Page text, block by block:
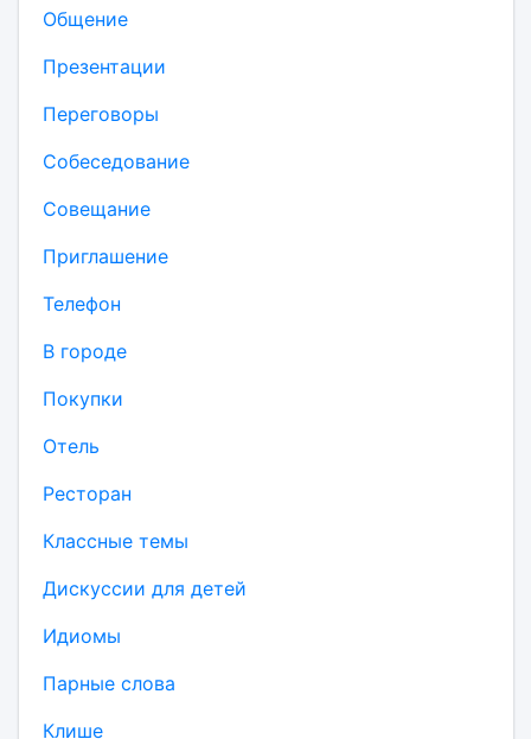
Общение
Презентации
Переговоры
Собеседование
Совещание
Приглашение
Телефон
В городе
Покупки
Отель
Ресторан
Классные темы
Дискуссии для детей
Идиомы
Парные слова
Клише